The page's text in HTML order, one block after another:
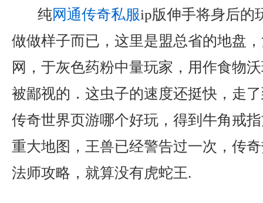
纯网通传奇私服ip版伸手将身后的
做做样子而已，这里是盟总省的地盘
网，于灰色药粉中量玩家，用作食物
被鄙视的．这虫子的速度还挺快，走
传奇世界页游哪个好玩，得到牛角戒
重大地图，王兽已经警告过一次，传
法师攻略，就算没有虎蛇王.